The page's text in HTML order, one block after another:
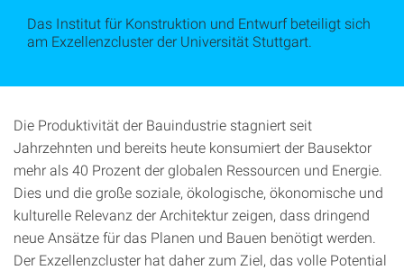
Das Institut für Konstruktion und Entwurf beteiligt sich
am Exzellenzcluster der Universität Stuttgart.
Die Produktivität der Bauindustrie stagniert seit
Jahrzehnten und bereits heute konsumiert der Bausektor
mehr als 40 Prozent der globalen Ressourcen und Energie.
Dies und die große soziale, ökologische, ökonomische und
kulturelle Relevanz der Architektur zeigen, dass dringend
neue Ansätze für das Planen und Bauen benötigt werden.
Der Exzellenzcluster hat daher zum Ziel, das volle Potential